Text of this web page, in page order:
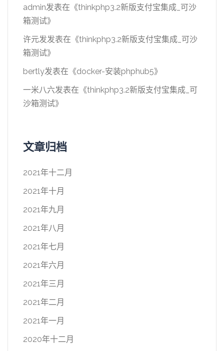
admin发表在《thinkphp3.2新版支付宝集成_可沙
箱测试》
许元发发表在《thinkphp3.2新版支付宝集成_可沙
箱测试》
bertly发表在《docker-安装phphub5》
一米八六发表在《thinkphp3.2新版支付宝集成_可
沙箱测试》
文章归档
2021年十二月
2021年十月
2021年九月
2021年八月
2021年七月
2021年六月
2021年三月
2021年二月
2021年一月
2020年十二月